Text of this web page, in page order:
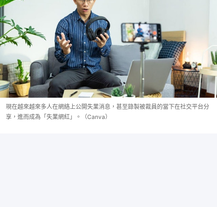
現在越來越來多人在網絡上公開失業消息，甚至錄製被裁員的當下在社交平台分
享，進而成為「失業網紅」。（Canva）